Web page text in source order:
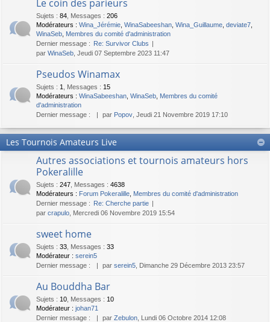
Le coin des parieurs
Sujets : 84 Messages : 206
Modérateurs : Wina_Jérémie WinaSabeeshan Wina_Guillaume deviate7
WinaSeb Membres du comité d'administration
Dernier message : Re: Survivor Clubs
par WinaSeb , Jeudi 07 Septembre 2023 11:47
Pseudos Winamax
Sujets : 1 Messages : 15
Modérateurs : WinaSabeeshan WinaSeb Membres du comité
d'administration
Dernier message :
par Popov , Jeudi 21 Novembre 2019 17:10
Les Tournois Amateurs Live
Autres associations et tournois amateurs hors
Pokeralille
Sujets : 247 Messages : 4638
Modérateurs : Forum Pokeralille Membres du comité d'administration
Dernier message : Re: Cherche partie
par crapulo , Mercredi 06 Novembre 2019 15:54
sweet home
Sujets : 33 Messages : 33
Modérateur : serein5
Dernier message :
par serein5 , Dimanche 29 Décembre 2013 23:57
Au Bouddha Bar
Sujets : 10 Messages : 10
Modérateur : johan71
Dernier message :
par Zebulon , Lundi 06 Octobre 2014 12:08